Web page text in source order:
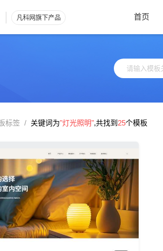
凡科网旗下产品 首页
标签 / 关键词为"灯光照明",共找到 25个模板